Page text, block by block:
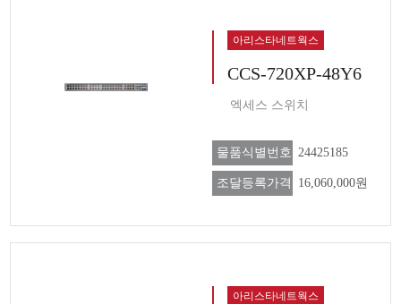
아리스타네트웍스
CCS-720XP-48Y6
엑세스 스위치
물품식별번호 24425185
조달등록가격 16,060,000원
아리스타네트웍스